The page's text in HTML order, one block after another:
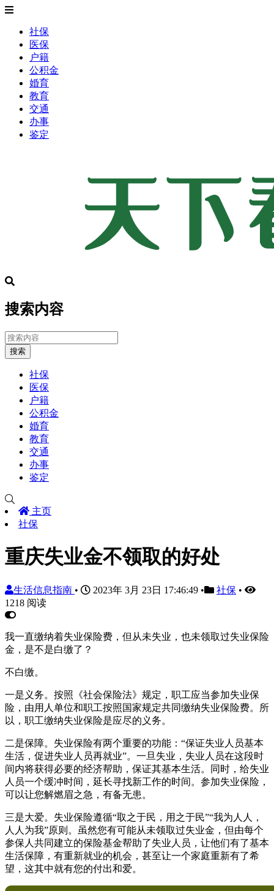
社保
医保
户籍
公积金
婚育
教育
交通
办事
鉴定
搜索内容
搜索
社保
医保
户籍
公积金
婚育
教育
交通
办事
鉴定
主页
社保
重庆失业金不领取的好处
生活信息指南 • 2023年 3月 23日 17:46:49 • 社保 •
1218 阅读
我一直缴纳着失业保险费，但从未失业，也未领取过失业保险
金，是不是白缴了？
不白缴。
一是义务。按照《社会保险法》规定，职工应当参加失业保
险，由用人单位和职工按照国家规定共同缴纳失业保险费。所
以，职工缴纳失业保险是应尽的义务。
二是保障。失业保险有两个重要的功能：“保证失业人员基本
生活，促进失业人员再就业”。一旦失业，失业人员在这段时
间内将获得必要的经济帮助，保证其基本生活。同时，给失业
人员一个缓冲时间，延长寻找新工作的时间。参加失业保险，
可以让您解燃眉之急，有备无患。
三是大爱。失业保险遵循“取之于民，用之于民”“我为人人，
人人为我”原则。虽然您有可能从未领取过失业金，但由每个
参保人共同建立的保险基金帮助了失业人员，让他们有了基本
生活保障，有重新就业的机会，甚至让一个家庭重新有了希
望，这其中就有您的付出和爱。